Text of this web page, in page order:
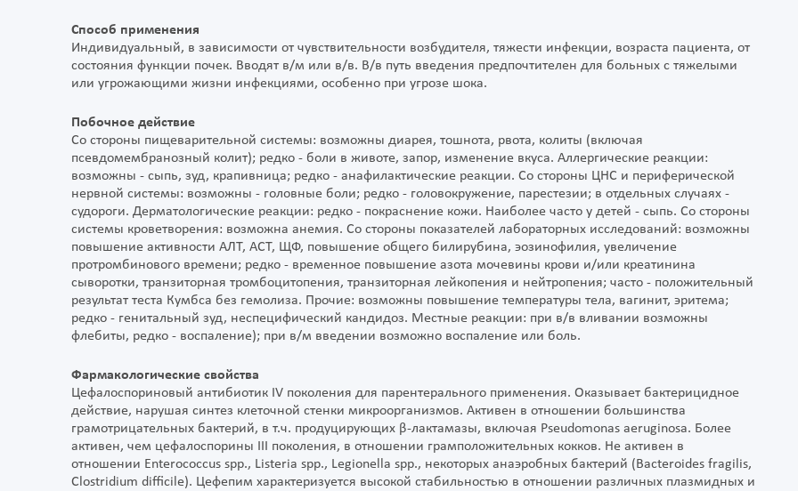
Способ применения
Индивидуальный, в зависимости от чувствительности возбудителя, тяжести инфекции, возраста пациента, от
состояния функции почек. Вводят в/м или в/в. В/в путь введения предпочтителен для больных с тяжелыми
или угрожающими жизни инфекциями, особенно при угрозе шока.
Побочное действие
Со стороны пищеварительной системы: возможны диарея, тошнота, рвота, колиты (включая
псевдомембранозный колит); редко - боли в животе, запор, изменение вкуса. Аллергические реакции:
возможны - сыпь, зуд, крапивница; редко - анафилактические реакции. Со стороны ЦНС и периферической
нервной системы: возможны - головные боли; редко - головокружение, парестезии; в отдельных случаях -
судороги. Дерматологические реакции: редко - покраснение кожи. Наиболее часто у детей - сыпь. Со стороны
системы кроветворения: возможна анемия. Со стороны показателей лабораторных исследований: возможны
повышение активности АЛТ, АСТ, ЩФ, повышение общего билирубина, эозинофилия, увеличение
протромбинового времени; редко - временное повышение азота мочевины крови и/или креатинина
сыворотки, транзиторная тромбоцитопения, транзиторная лейкопения и нейтропения; часто - положительный
результат теста Кумбса без гемолиза. Прочие: возможны повышение температуры тела, вагинит, эритема;
редко - генитальный зуд, неспецифический кандидоз. Местные реакции: при в/в вливании возможны
флебиты, редко - воспаление); при в/м введении возможно воспаление или боль.
Фармакологические свойства
Цефалоспориновый антибиотик IV поколения для парентерального применения. Оказывает бактерицидное
действие, нарушая синтез клеточной стенки микроорганизмов. Активен в отношении большинства
грамотрицательных бактерий, в т.ч. продуцирующих β-лактамазы, включая Pseudomonas aeruginosa. Более
активен, чем цефалоспорины III поколения, в отношении грамположительных кокков. Не активен в
отношении Enterococcus spp., Listeria spp., Legionella spp., некоторых анаэробных бактерий (Bacteroides fragilis,
Clostridium difficile). Цефепим характеризуется высокой стабильностью в отношении различных плазмидных и